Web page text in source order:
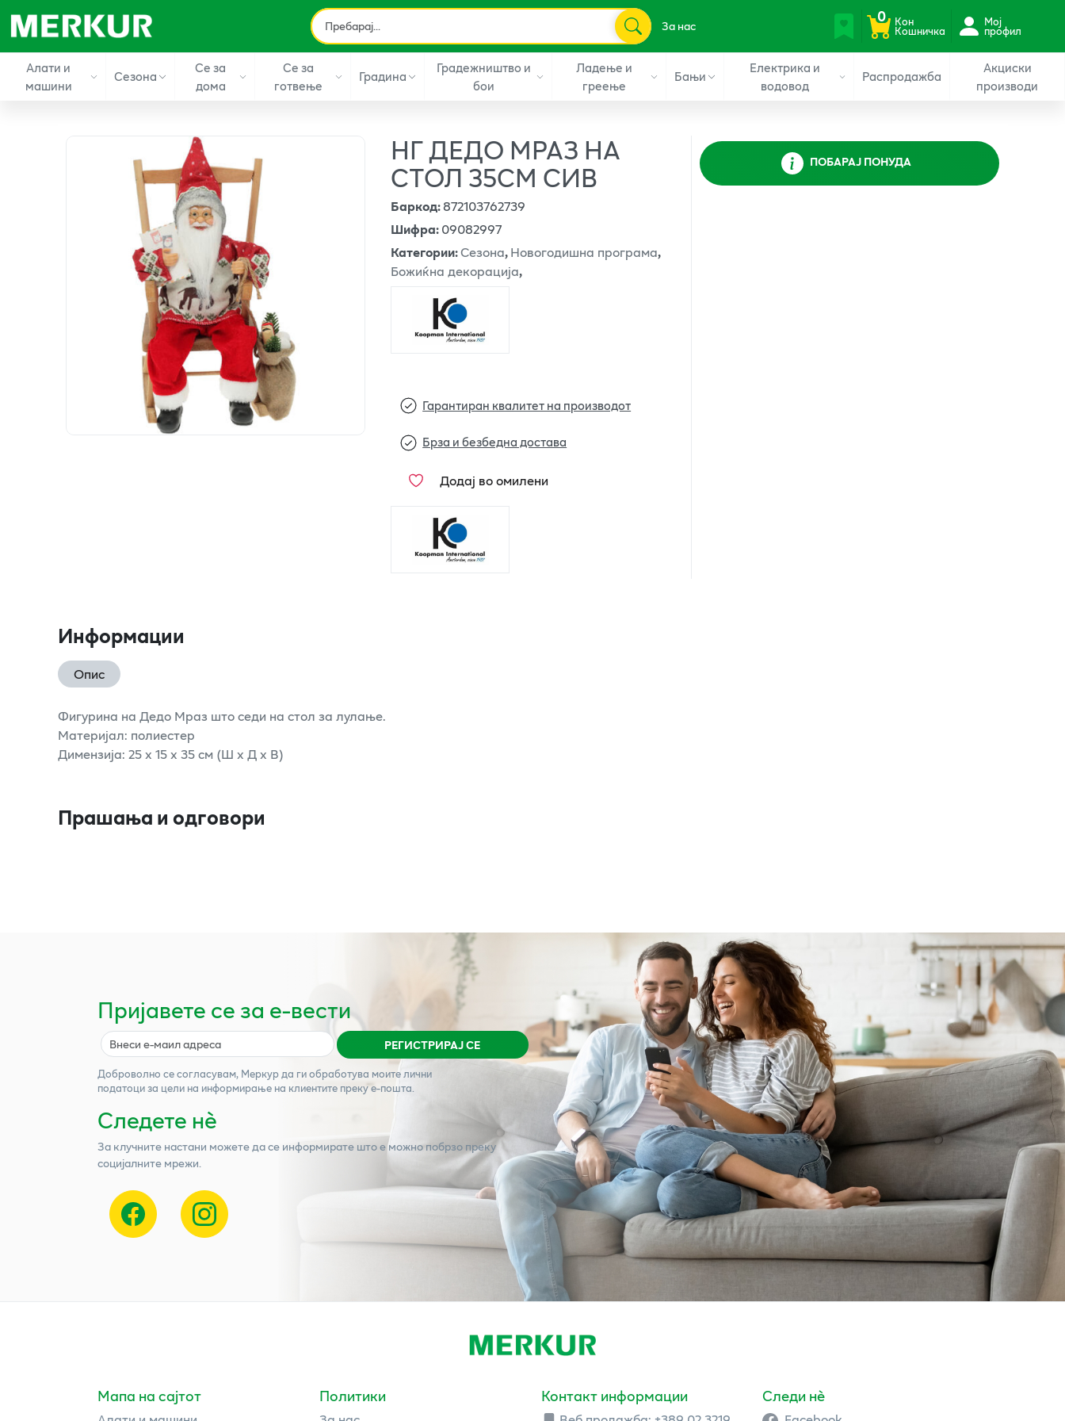
За нас 0 Кон
Кошничка
Мој
профил
Алати и
машини
Сезона
Се за
дома
Се за
готвење
Градина
Градежништво и
бои
Ладење и
греење
Бањи
Електрика и
водовод
Распродажба
Акциски
производи
НГ ДЕДО МРАЗ НА
СТОЛ 35СМ СИВ
Баркод:872103762739
Шифра:09082997
Категории:Сезона,Новогодишна програма,
Божиќна декорација,
Гарантиран квалитет на производот
Брза и безбедна достава
Додај во омилени
ПОБАРАЈ ПОНУДА
Информации
Опис
Фигурина на Дедо Мраз што седи на стол за лулање.
Материјал: полиестер
Димензија: 25 x 15 x 35 см (Ш x Д x В)
Прашања и одговори
Пријавете се за е-вести
РЕГИСТРИРАЈ СЕ
Доброволно се согласувам, Меркурда ги обработува моите лични
податоци за цели на информирање на клиентите преку е-пошта.
Следете нѐ
За клучните настани можете да се информирате што е можно побрзо преку
социјалните мрежи.
Мапа на сајтот Политики Контакт информации Следи нè